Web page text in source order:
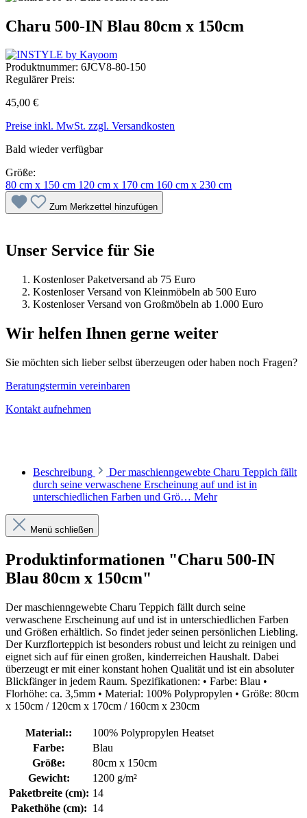
Charu 500-IN Blau 80cm x 150cm
Produktnummer: 6JCV8-80-150
Regulärer Preis:
45,00 €
Preise inkl. MwSt. zzgl. Versandkosten
Bald wieder verfügbar
Größe:
80 cm x 150 cm 120 cm x 170 cm 160 cm x 230 cm
Zum Merkzettel hinzufügen
Unser Service für Sie
Kostenloser Paketversand ab 75 Euro
Kostenloser Versand von Kleinmöbeln ab 500 Euro
Kostenloser Versand von Großmöbeln ab 1.000 Euro
Wir helfen Ihnen gerne weiter
Sie möchten sich lieber selbst überzeugen oder haben noch Fragen?
Beratungstermin vereinbaren
Kontakt aufnehmen
Beschreibung
Der maschienngewebte Charu Teppich fällt
durch seine verwaschene Erscheinung auf und ist in
unterschiedlichen Farben und Grö… Mehr
Menü schließen
Produktinformationen "Charu 500-IN
Blau 80cm x 150cm"
Der maschienngewebte Charu Teppich fällt durch seine
verwaschene Erscheinung auf und ist in unterschiedlichen Farben
und Größen erhältlich. So findet jeder seinen persönlichen Liebling.
Der Kurzflorteppich ist besonders robust und leicht zu reinigen und
eignet sich auf für einen großen, kinderreichen Haushalt. Dabei
überzeugt er mit einer konstant hohen Qualität und ist ein absoluter
Blickfänger in jedem Raum. Spezifikationen: • Farbe: Blau •
Florhöhe: ca. 3,5mm • Material: 100% Polypropylen • Größe: 80cm
x 150cm / 120cm x 170cm / 160cm x 230cm
Material::
100% Polypropylen Heatset
Farbe:
Blau
Größe:
80cm x 150cm
Gewicht:
1200 g/m²
Paketbreite (cm): 14
Pakethöhe (cm): 14